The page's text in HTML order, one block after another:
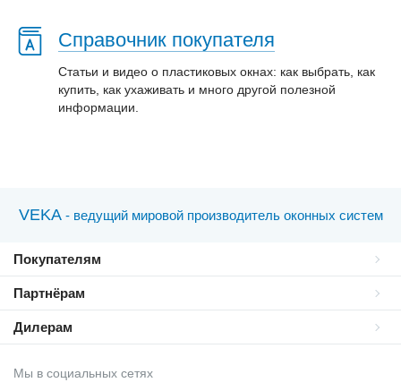
Справочник покупателя
Статьи и видео о пластиковых окнах: как выбрать, как
купить, как ухаживать и много другой полезной
информации.
VEKA - ведущий мировой производитель оконных систем
Покупателям
Партнёрам
Дилерам
Мы в социальных сетях